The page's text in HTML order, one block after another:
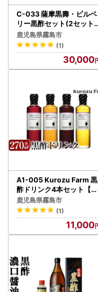
C-033 薩摩黒壽・ビルベ
リー黒酢セット(2セット)
【福山町ふくふくふれあい
館】
鹿児島県霧島市
(1)
30,000
A1-005 Kurozu Farm 黒
酢ドリンク4本セット【坂
元のくろず】霧島市 調味
料 お酢 酢ドリンク 詰め合
わせ
鹿児島県霧島市
(1)
11,000